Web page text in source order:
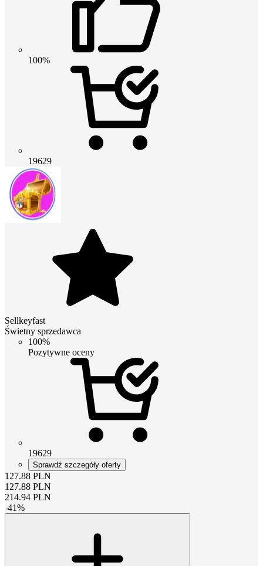
100%
19629
Sellkeyfast
Świetny sprzedawca
100%
Pozytywne oceny
19629
Sprawdź szczegóły oferty
127.88 PLN
127.88 PLN
214.94 PLN
-41%